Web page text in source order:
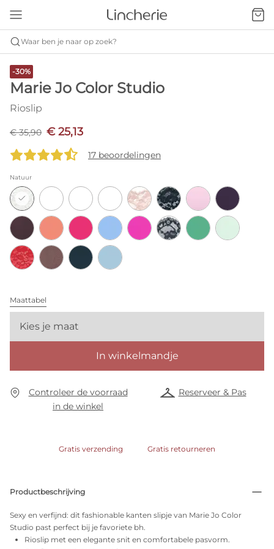
Waar ben je naar op zoek?
-30%
Marie Jo Color Studio
Rioslip
€ 35,90 € 25,13
17 beoordelingen
Natuur
Maattabel
Kies je maat
In winkelmandje
Controleer de voorraad
in de winkel
Reserveer & Pas
Gratis verzending Gratis retourneren
Productbeschrijving
Sexy en verfijnd: dit fashionable kanten slipje van Marie Jo Color
Studio past perfect bij je favoriete bh.
Rioslip met een elegante snit en comfortabele pasvorm.